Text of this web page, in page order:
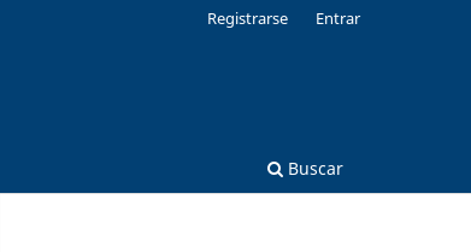
Buscar
Registrarse Entrar